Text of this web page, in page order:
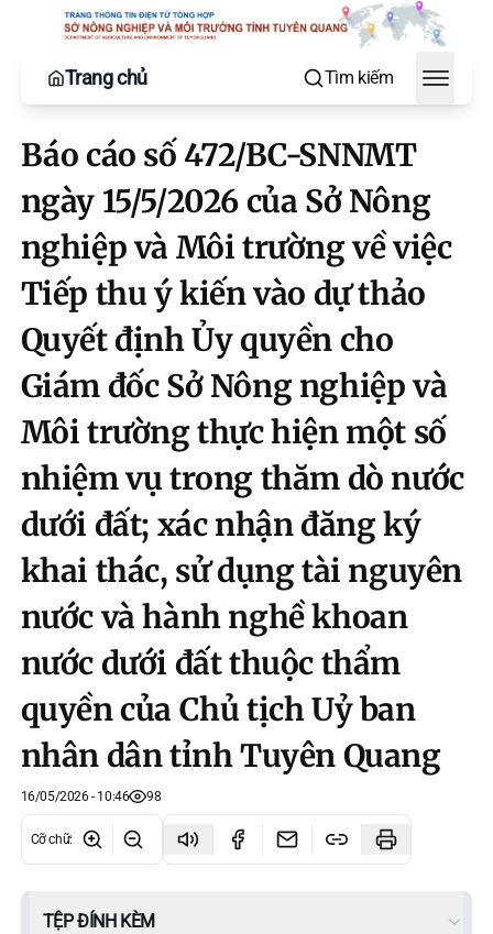
Trang chủ Tìm kiếm
Toggle
Báo cáo số 472/BC-SNNMT
ngày 15/5/2026 của Sở Nông
nghiệp và Môi trường về việc
Tiếp thu ý kiến vào dự thảo
Quyết định Ủy quyền cho
Giám đốc Sở Nông nghiệp và
Môi trường thực hiện một số
nhiệm vụ trong thăm dò nước
dưới đất; xác nhận đăng ký
khai thác, sử dụng tài nguyên
nước và hành nghề khoan
nước dưới đất thuộc thẩm
quyền của Chủ tịch Uỷ ban
nhân dân tỉnh Tuyên Quang
16/05/2026 - 10:46 98
Cỡ chữ:
TỆP ĐÍNH KÈM